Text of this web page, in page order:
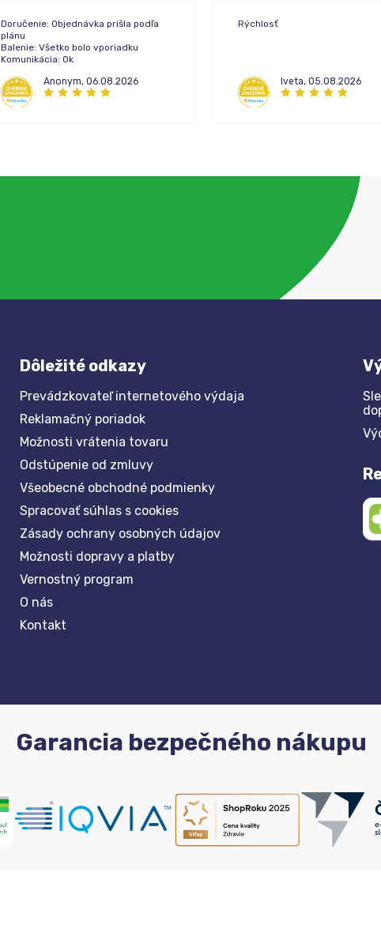
Doručenie: Objednávka prišla podľa
plánu
Balenie: Všetko bolo vporiadku
Komunikácia: Ok
Anonym, 06.08.2026
Rýchlosť
Iveta, 05.08.2026
Dôležité odkazy
Prevádzkovateľ internetového výdaja
Reklamačný poriadok
Možnosti vrátenia tovaru
Odstúpenie od zmluvy
Všeobecné obchodné podmienky
Spracovať súhlas s cookies
Zásady ochrany osobných údajov
Možnosti dopravy a platby
Vernostný program
O nás
Kontakt
Garancia bezpečného nákupu